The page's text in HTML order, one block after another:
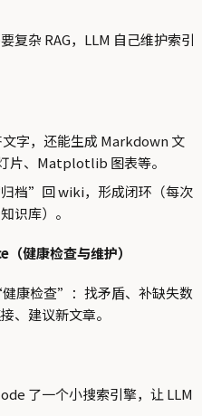
复杂 RAG，LLM 自己维护索引
文字，还能生成 Markdown 文
片、Matplotlib 图表等。
档”回 wiki，形成闭环（每次
识库）。
健康检查与维护）
康检查”：找矛盾、补缺失数
、建议新文章。
了一个小搜索引擎，让 LLM